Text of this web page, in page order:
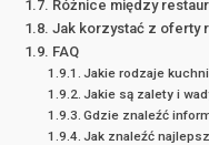
Różnice między
Jak korzystać z oferty
FAQ
Jakie rodzaje
Jakie są zalety i
Gdzie znaleźć
Jak znaleźć